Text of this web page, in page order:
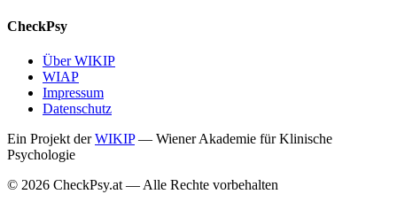
CheckPsy
Über WIKIP
WIAP
Impressum
Datenschutz
Ein Projekt der WIKIP — Wiener Akademie für Klinische
Psychologie
© 2026 CheckPsy.at — Alle Rechte vorbehalten